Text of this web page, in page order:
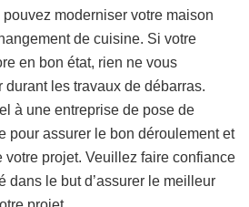
pouvez moderniser votre maison
de cuisine. Si votre
en bon état, rien ne vous
durant les travaux de débarras.
à une entreprise de pose de
pour assurer le bon déroulement et
votre projet. Veuillez faire confiance
dans le but d’assurer le meilleur